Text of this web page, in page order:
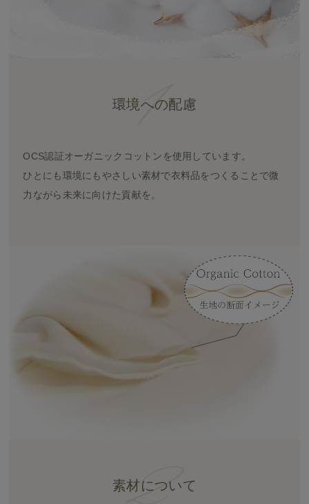
環境への配慮
OCS認証オーガニックコットンを使用しています。
ひとにも環境にもやさしい素材で衣料品をつくることで微
力ながら未来に向けた貢献を。
素材について